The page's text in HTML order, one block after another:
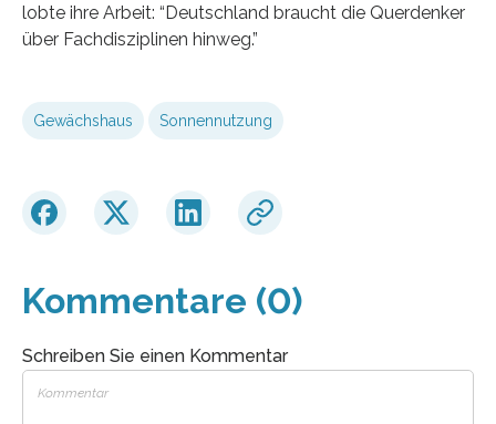
lobte ihre Arbeit: “Deutschland braucht die Querdenker
über Fachdisziplinen hinweg.”
Gewächshaus Sonnennutzung
Kommentare (0)
Schreiben Sie einen Kommentar